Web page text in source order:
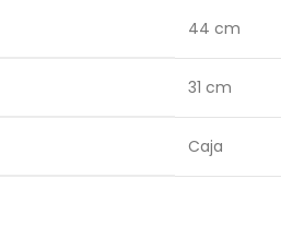
44 cm
31 cm
Caja